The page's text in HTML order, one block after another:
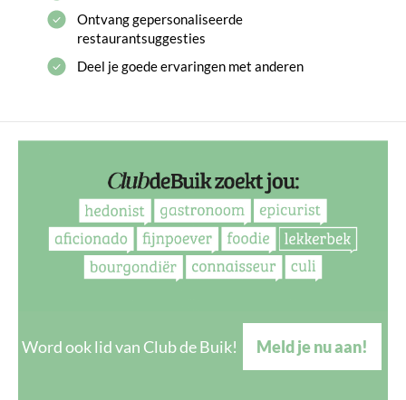
Ontvang gepersonaliseerde
restaurantsuggesties
Deel je goede ervaringen met anderen
Word ook lid van Club de Buik! Meld je nu aan!